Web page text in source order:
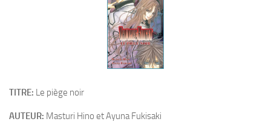
TITRE: Le piège noir
AUTEUR: Masturi Hino et Ayuna Fukisaki